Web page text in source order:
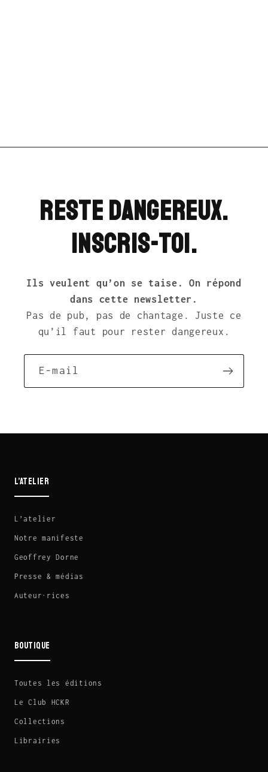
Reste dangereux.
Inscris-toi.
Ils veulent qu’on se taise. On répond
dans cette newsletter.
Pas de pub, pas de chantage. Juste ce
qu’il faut pour rester dangereux.
E-mail
L’ATELIER
L’atelier
Notre manifeste
Geoffrey Dorne
Presse & médias
Auteur·rices
BOUTIQUE
Toutes les éditions
Le Club HCKR
Collections
Librairies